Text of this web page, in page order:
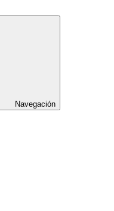
Navegación